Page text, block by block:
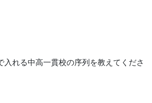
入れる中高一貫校の序列を教えてくださ